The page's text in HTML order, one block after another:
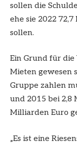
sollen die
ehe sie 2022
sollen.
Ein Grund für
Mieten gewesen
Gruppe zahlen
und 2015 bei 2,8
Milliarden Euro
„Es ist eine